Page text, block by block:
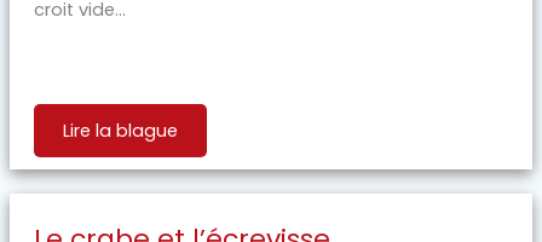
croit vide...
Lire la blague